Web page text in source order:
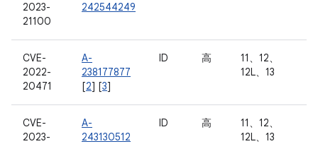
2023-
21100
242544249
CVE-
2022-
20471
A-
238177877
[2] [3]
ID 高
11、12、
12L、13
CVE-
2023-
A-
243130512
ID 高
11、12、
12L、13